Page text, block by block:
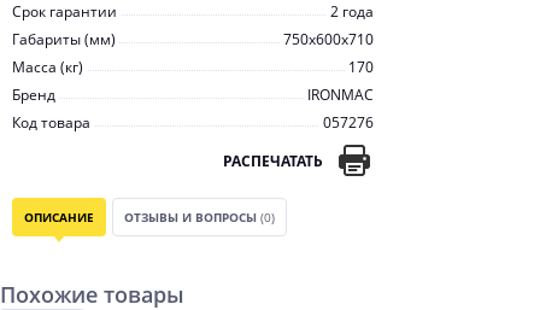
Срок гарантии
2 года
Габариты (мм)
750x600x710
Масса (кг)
170
Бренд
IRONMAC
Код товара
057276
РАСПЕЧАТАТЬ
ОПИСАНИЕ ОТЗЫВЫ И ВОПРОСЫ (0)
Похожие товары